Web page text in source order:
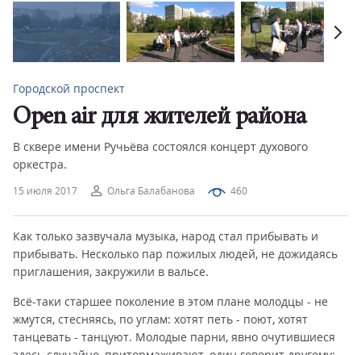
15 июля 2017 Ольга Балабанова 460
Городской проспект
Open air для жителей района
В сквере имени Ручьёва состоялся концерт духового
оркестра.
Как только зазвучала музыка, народ стал прибывать и
прибывать. Несколько пар пожилых людей, не дожидаясь
приглашения, закружили в вальсе.
Всё-таки старшее поколение в этом плане молодцы - не
жмутся, стесняясь, по углам: хотят петь - поют, хотят
танцевать - танцуют. Молодые парни, явно очутившиеся